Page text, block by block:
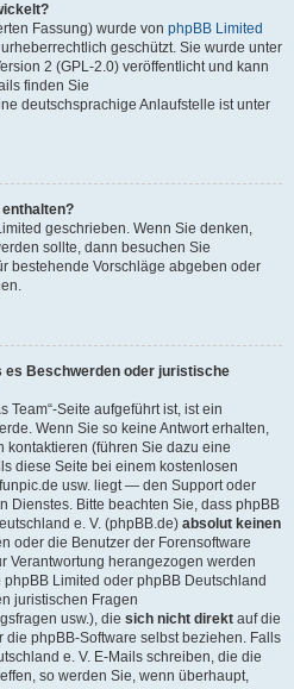
Fassung) wurde von phpBB Limited
geschützt. Sie wurde unter
2 (GPL-2.0) veröffentlicht und kann
finden Sie
deutschsprachige Anlaufstelle ist unter
geschrieben. Wenn Sie denken,
sollte, dann besuchen Sie
bestehende Vorschläge abgeben oder
es Beschwerden oder juristische
Team“-Seite aufgeführt ist, ist ein
Wenn Sie so keine Antwort erhalten,
kontaktieren (führen Sie dazu eine
diese Seite bei einem kostenlosen
usw. liegt — den Support oder
Dienstes. Bitte beachten Sie, dass phpBB
e. V. (phpBB.de) absolut keinen
oder die Benutzer der Forensoftware
Verantwortung herangezogen werden
Limited oder phpBB Deutschland
juristischen Fragen
usw.), die sich nicht direkt auf die
phpBB-Software selbst beziehen. Falls
e. V. E-Mails schreiben, die die
so werden Sie, wenn überhaupt,